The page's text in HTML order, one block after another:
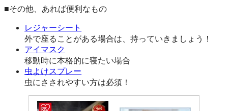
■その他、あれば便利なもの
レジャーシート
外で座ることがある場合は、持っていきましょう！
アイマスク
移動時に本格的に寝たい場合
虫よけスプレー
虫にさされやすい方は必須！